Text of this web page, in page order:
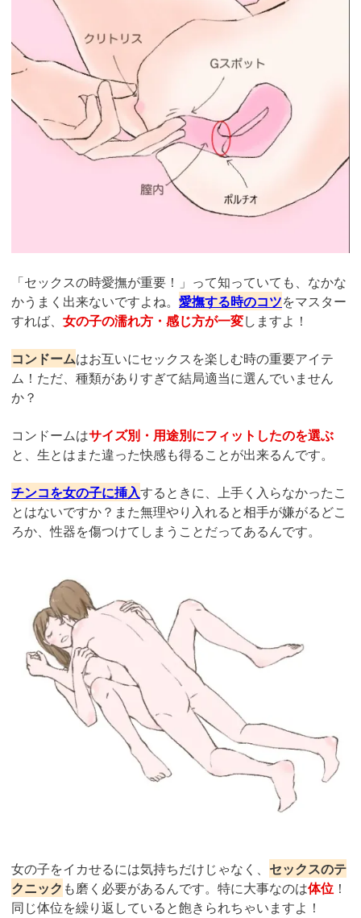
「セックスの時愛撫が重要！」って知っていても、なかな
かうまく出来ないですよね。 愛撫する時のコツをマスター
すれば、 女の子の濡れ方・感じ方が一変しますよ！
コンドームはお互いにセックスを楽しむ時の重要アイテ
ム！ただ、種類がありすぎて結局適当に選んでいません
か？
コンドームはサイズ別・用途別にフィットしたのを選ぶ
と、生とはまた違った快感も得ることが出来るんです。
チンコを女の子に挿入するときに、上手く入らなかったこ
とはないですか？また無理やり入れると相手が嫌がるどこ
ろか、性器を傷つけてしまうことだってあるんです。
女の子をイカせるには気持ちだけじゃなく、 セックスのテ
クニック も磨く必要があるんです。特に大事なのは体位 ！
同じ体位を繰り返していると飽きられちゃいますよ！